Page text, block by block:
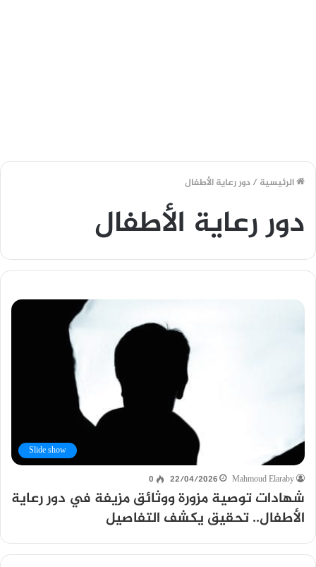
الرئيسية /دور رعاية الأطفال
دور رعاية الأطفال
Slide show
Mahmoud Elaraby
22/04/2026
0
شهادات توصية مزورة ووثائق مزيفة في دور رعاية
الأطفال.. تحقيق يكشف التفاصيل